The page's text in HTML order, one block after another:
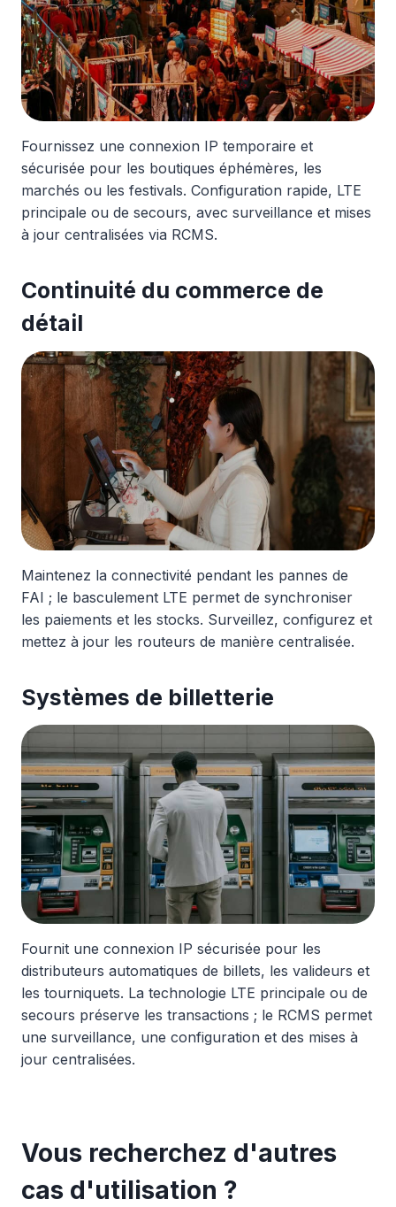
Fournissez une connexion IP temporaire et
sécurisée pour les boutiques éphémères, les
marchés ou les festivals. Configuration rapide, LTE
principale ou de secours, avec surveillance et mises
à jour centralisées via RCMS.
Continuité du commerce de
détail
Maintenez la connectivité pendant les pannes de
FAI ; le basculement LTE permet de synchroniser
les paiements et les stocks. Surveillez, configurez et
mettez à jour les routeurs de manière centralisée.
Systèmes de billetterie
Fournit une connexion IP sécurisée pour les
distributeurs automatiques de billets, les valideurs et
les tourniquets. La technologie LTE principale ou de
secours préserve les transactions ; le RCMS permet
une surveillance, une configuration et des mises à
jour centralisées.
Vous recherchez d'autres
cas d'utilisation ?